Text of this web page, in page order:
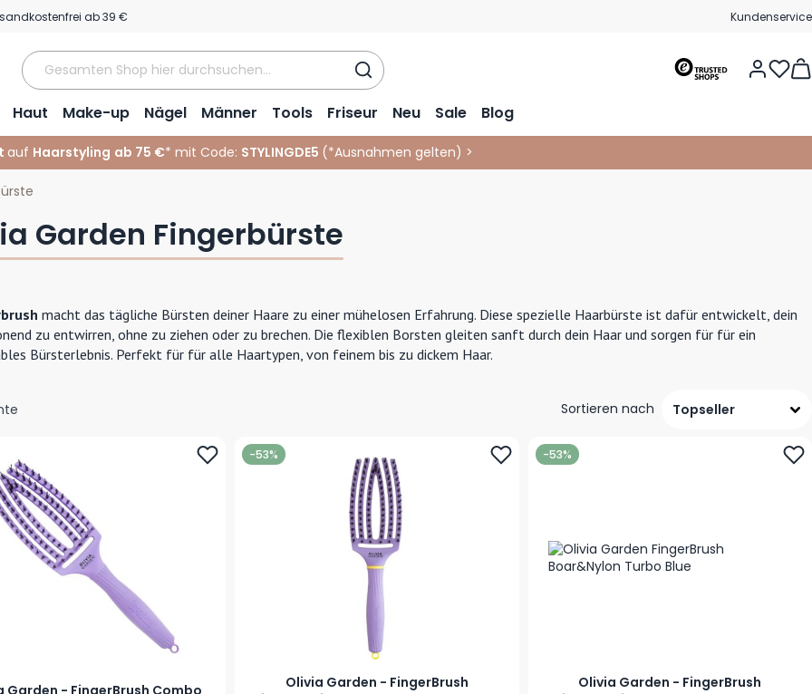
ab 39 € Kundenservice
Haut Make-up Nägel Männer Tools Friseur Neu Sale Blog
auf Haarstyling ab 75 €* mit Code: STYLINGDE5 (*Ausnahmen gelten) >
Garden Fingerbürste
macht das tägliche Bürsten deiner Haare zu einer mühelosen Erfahrung. Diese spezielle Haarbürste ist dafür entwickelt, dein
zu entwirren, ohne zu ziehen oder zu brechen. Die flexiblen Borsten gleiten sanft durch dein Haar und sorgen für für ein
Bürsterlebnis. Perfekt für für alle Haartypen, von feinem bis zu dickem Haar.
Sortieren nach
-53%
Olivia Garden - FingerBrush
-53%
Olivia Garden - FingerBrush